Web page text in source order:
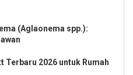
(Aglaonema spp.):
Terbaru 2026 untuk Rumah